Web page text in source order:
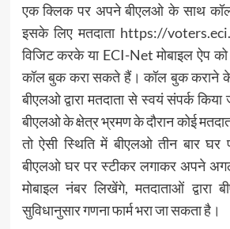
एक क्लिक पर अपने बीएलओ के साथ
इसके लिए मतदाता https://
विजिट करके या ECI-Net मोबाइल ऐप
कॉल बुक करा सकते हैं। कॉल बुक कराने के
बीएलओ द्वारा मतदाता से स्वयं संपर्क
बीएलओ के क्षेत्र भ्रमण के दौरान कोई
तो ऐसी स्थिति में बीएलओ तीन बार
बीएलओ घर पर स्टीकर लगाकर अपने
मोबाइल नंबर लिखेंगे, मतदाताओं
सुविधानुसार गणना फार्म भरा जा सकता है।